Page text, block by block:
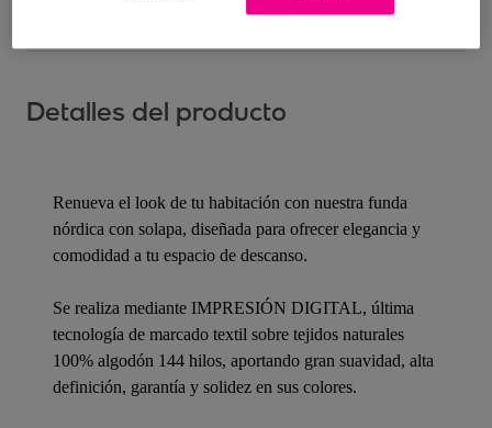
Detalles del producto
Renueva el look de tu habitación con nuestra funda
nórdica con solapa, diseñada para ofrecer elegancia y
comodidad a tu espacio de descanso.
Se realiza mediante IMPRESIÓN DIGITAL, última
tecnología de marcado textil sobre tejidos naturales
100% algodón 144 hilos, aportando gran suavidad, alta
definición, garantía y solidez en sus colores.